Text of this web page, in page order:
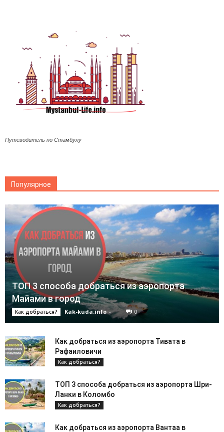
Путеводитель по Стамбулу
Популярное
ТОП 3 способа добраться из аэропорта
Майами в город
Как добраться? Kak-kuda.info - 0
Как добраться из аэропорта Тивата в
Рафаиловичи
Как добраться?
ТОП 3 способа добраться из аэропорта Шри-
Ланки в Коломбо
Как добраться?
Как добраться из аэропорта Вантаа в